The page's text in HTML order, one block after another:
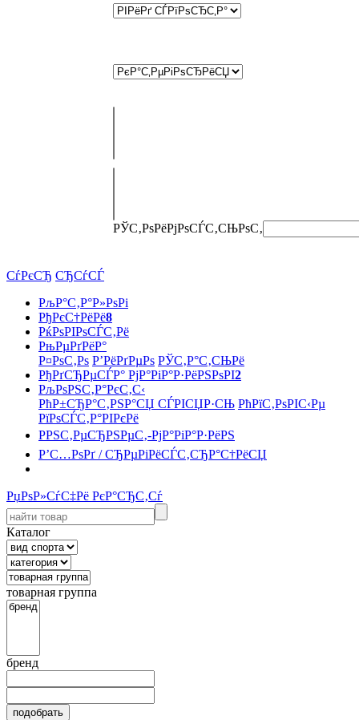
РЎС‚РѕРёРјРѕСЃС‚СЊРѕС‚
СѓРєСЂ СЂСѓСЃ
РљР°С‚Р°Р»РѕРі
РђРєС†РёРё8
РќРѕРІРѕСЃС‚Рё
РњРµРґРёР°
Р¤РѕС‚Рѕ Р’РёРґРµРѕ РЎС‚Р°С‚СЊРё
РђРґСЂРµСЃР° РјР°РіР°Р·РёРЅРѕРІ2
РљРѕРЅС‚Р°РєС‚С‹
РћР±СЂР°С‚РЅР°СЏ СЃРІСЏР·СЊ РћРїС‚РѕРІС‹Рµ
РїРѕСЃС‚Р°РІРєРё
РРЅС‚РµСЂРЅРµС‚-РјР°РіР°Р·РёРЅ
Р’С…РѕРґ / СЂРµРіРёСЃС‚СЂР°С†РёСЏ
РџРѕР»СѓС‡Рё РєР°СЂС‚Сѓ
Каталог
товарная группа
бренд